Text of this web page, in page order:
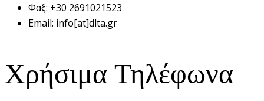
Φαξ: +30 2691021523
Email: info[at]dlta.gr
Χρήσιμα Τηλέφωνα